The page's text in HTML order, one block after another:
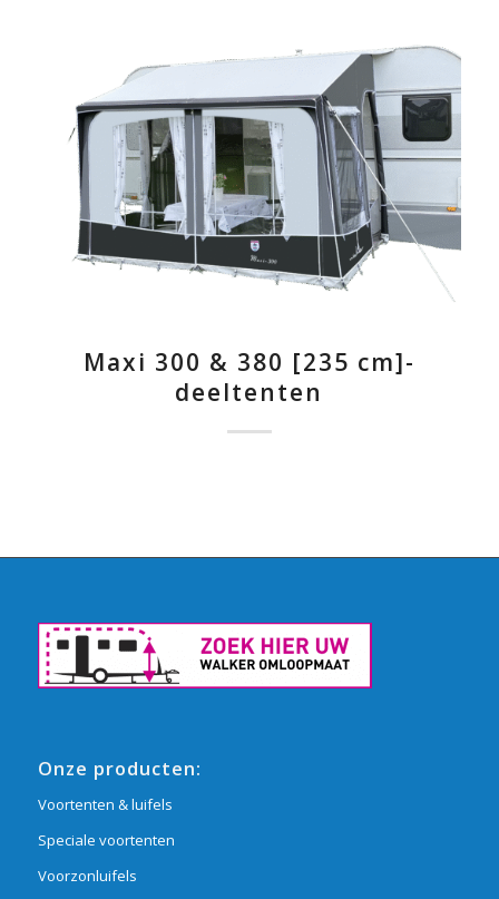
Maxi 300 & 380 [235 cm]-
deeltenten
Onze producten:
Voortenten & luifels
Speciale voortenten
Voorzonluifels